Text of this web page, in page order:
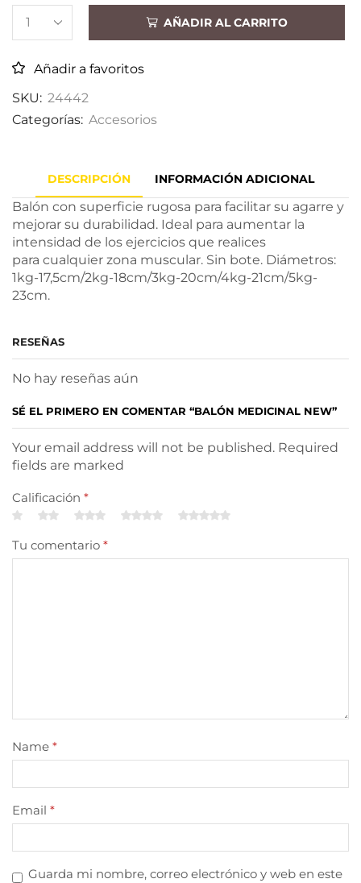
AÑADIR AL CARRITO
Añadir a favoritos
SKU: 24442
Categorías: Accesorios
DESCRIPCIÓN INFORMACIÓN ADICIONAL
Balón con superficie rugosa para facilitar su agarre y
mejorar su durabilidad. Ideal para aumentar la
intensidad de los ejercicios que realices
para cualquier zona muscular. Sin bote. Diámetros:
1kg-17,5cm/2kg-18cm/3kg-20cm/4kg-21cm/5kg-
23cm.
RESEÑAS
No hay reseñas aún
SÉ EL PRIMERO EN COMENTAR “BALÓN MEDICINAL NEW”
Your email address will not be published. Required
fields are marked
Calificación *
Tu comentario *
Name *
Email *
Guarda mi nombre, correo electrónico y web en este